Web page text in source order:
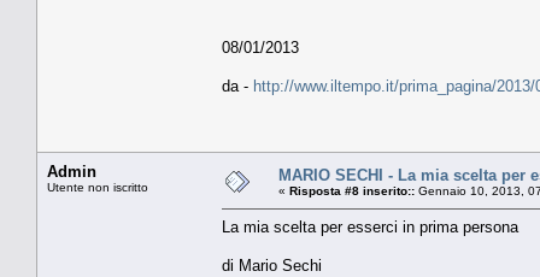
08/01/2013
da - http://www.iltempo.it/prima_pagina/
Admin
Utente non iscritto
MARIO SECHI - La mia scelta per
« Risposta #8 inserito:: Gennaio 10, 2013,
La mia scelta per esserci in prima persona
di Mario Sechi